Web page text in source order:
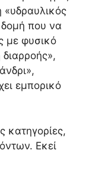
«υδραυλικός
δομή που να
με φυσικό
εμπορικό
κατηγορίες,
Εκεί